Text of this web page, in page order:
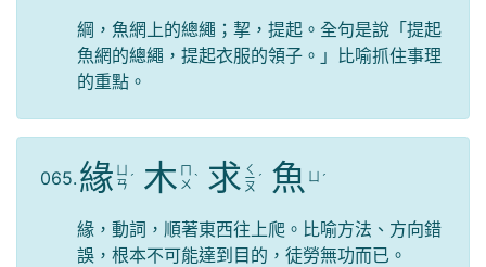
綱，魚網上的總繩；挈，提起。全句是說「提起
魚網的總繩，提起衣服的領子。」比喻抓住事理
的重點。
065. 緣 ㄢ ˊ 木 ㄇ
ㄨ ˋ 求 ㄑ
ㄧ
ㄡ
ˊ 魚 ˊ
緣，動詞，順著東西往上爬。比喻方法、方向錯
誤，根本不可能達到目的，徒勞無功而已。